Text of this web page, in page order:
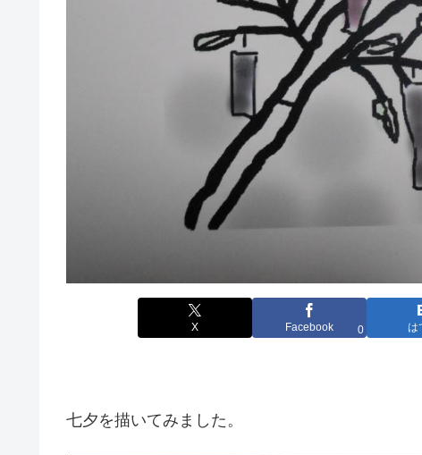
X Facebook 0 は
七夕を描いてみました。